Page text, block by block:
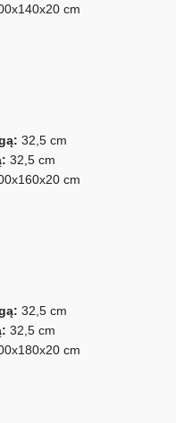
cm
32,5 cm
32,5 cm
cm
32,5 cm
32,5 cm
cm